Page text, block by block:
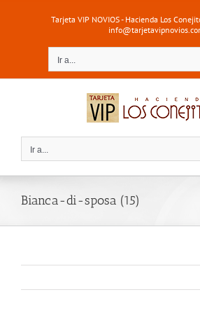
Tarjeta VIP NOVIOS - Hacienda Los
Ir a...
Ir a...
Bianca-di-sposa (15)